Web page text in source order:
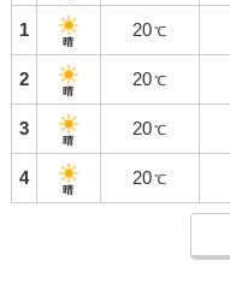
1
晴
20 ℃
2
晴
20 ℃
3
晴
20 ℃
4
晴
20 ℃